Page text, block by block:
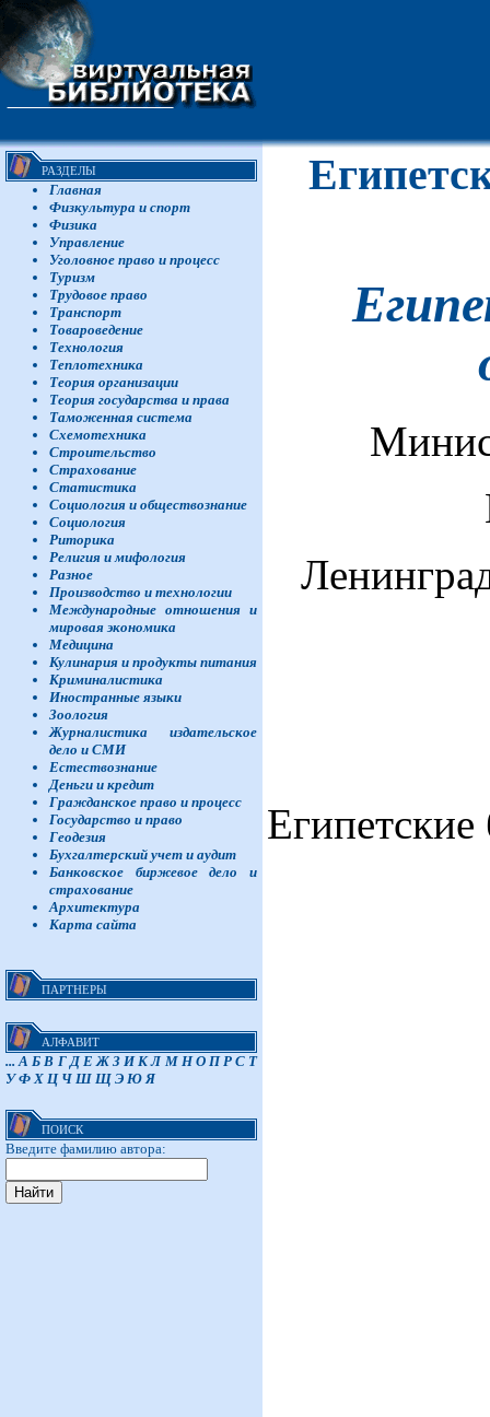
РАЗДЕЛЫ
Главная
Физкультура и спорт
Физика
Управление
Уголовное право и процесс
Туризм
Трудовое право
Транспорт
Товароведение
Технология
Теплотехника
Теория организации
Теория государства и права
Таможенная система
Схемотехника
Строительство
Страхование
Статистика
Социология и обществознание
Социология
Риторика
Религия и мифология
Разное
Производство и технологии
Международные отношения и
мировая экономика
Медицина
Кулинария и продукты питания
Криминалистика
Иностранные языки
Зоология
Журналистика издательское
дело и СМИ
Естествознание
Деньги и кредит
Гражданское право и процесс
Государство и право
Геодезия
Бухгалтерский учет и аудит
Банковское биржевое дело и
страхование
Архитектура
Карта сайта
ПАРТНЕРЫ
АЛФАВИТ
... А Б В Г Д Е Ж З И К Л М Н О П Р С Т
У Ф Х Ц Ч Ш Щ Э Ю Я
ПОИСК
Введите фамилию автора: